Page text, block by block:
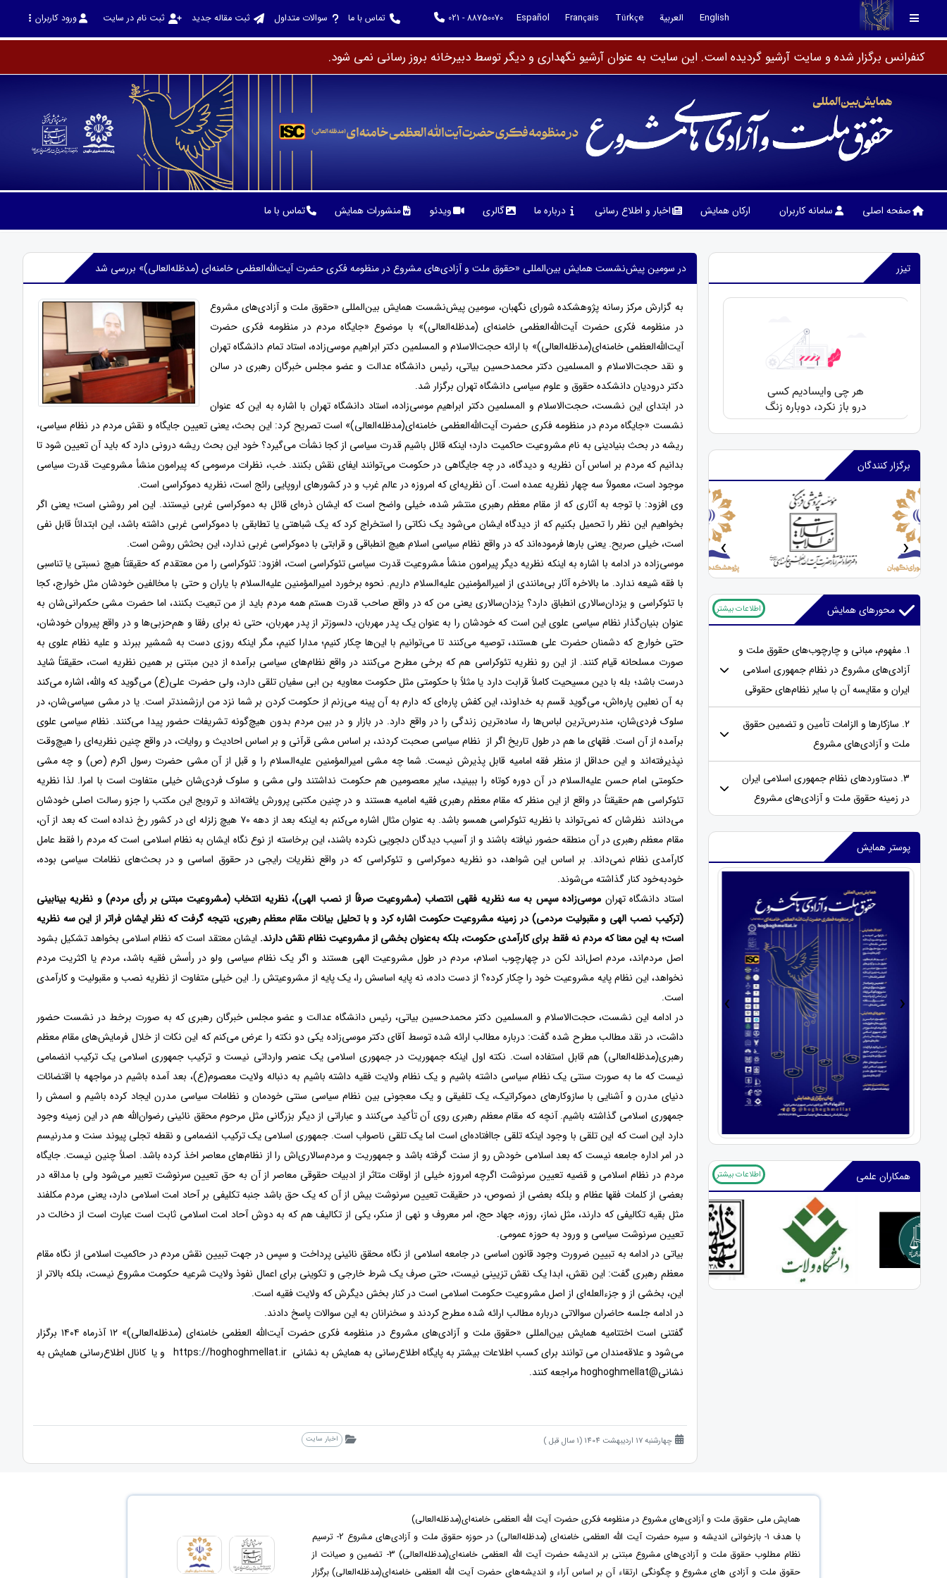
English العربية Türkçe
Français
Español
021 - 88750070 تماس با ما سوالات متداول ثبت مقاله جدید ثبت نام در سایت ورود کاربران
کنفرانس برگزار شده و سایت آرشیو گردیده است. این سایت به عنوان آرشیو نگهداری و دیگر توسط دبیرخانه بروز رسانی نمی شود.
صفحه اصلی سامانه کاربران ارکان همایش اخبار و اطلاع رسانی درباره ما گالری ویدئو منشورات همایش تماس با ما
تیزر
برگزار کنندگان
‹ ›
محورهای همایش اطلاعات بیشتر
1. مفهوم، مبانی و چارچوب‌های حقوق ملت و
آزادی‌های مشروع در نظام جمهوری اسلامی
ایران و مقایسه‌ آن با سایر نظام‌های حقوقی
2. سازکارها و الزامات تأمین و تضمین حقوق
ملت و آزادی‌های مشروع
3. دستاوردهای نظام جمهوری اسلامی ایران
در زمینه حقوق ملت و آزادی‌های مشروع
پوستر همایش
› ‹
همکاران علمی اطلاعات بیشتر
‹ ›
در سومین پیش‌نشست همایش بین‌المللی «حقوق ملت و آزادی‌های مشروع در منظومه فکری حضرت آیت‌الله‌العظمی خامنه‌ای (مدظله‌العالی)» بررسی شد
به گزارش مرکز رسانه پژوهشکده شورای نگهبان، سومین پیش‌نشست همایش بین‌المللی «حقوق ملت و آزادی‌های مشروع
در منظومه فکری حضرت آیت‌الله‌العظمی خامنه‌ای (مدظله‌العالی)» با موضوع «جایگاه مردم در منظومه فکری حضرت
آیت‌الله‌العظمی خامنه‌ای(مدظله‌العالی)» با ارائه حجت‌الاسلام و المسلمین دکتر ابراهیم موسی‌زاده، استاد تمام دانشگاه تهران
و نقد حجت‌الاسلام و المسلمین دکتر محمدحسین بیاتی، رئیس دانشگاه عدالت و عضو مجلس خبرگان رهبری در سالن
دکتر درودیان دانشکده حقوق و علوم سیاسی دانشگاه تهران برگزار شد.
در ابتدای این نشست، حجت‌الاسلام و المسلمین دکتر ابراهیم موسی‌زاده، استاد دانشگاه تهران با اشاره به این که عنوان
نشست «جایگاه مردم در منظومه فکری حضرت آیت‌الله‌العظمی خامنه‌ای(مدظله‌العالی)» است تصریح کرد: این بحث، یعنی تعیین جایگاه و نقش مردم در نظام سیاسی،
ریشه در بحث بنیادینی به نام مشروعیت حاکمیت دارد؛ اینکه قائل باشیم قدرت سیاسی از کجا نشأت می‌گیرد؟ خود این بحث ریشه درونی دارد که باید آن تعیین شود تا
بدانیم که مردم بر اساس آن نظریه و دیدگاه، در چه جایگاهی در حکومت می‌توانند ایفای نقش بکنند. خب، نظرات مرسومی که پیرامون منشأ مشروعیت قدرت سیاسی
موجود است، معمولاً سه چهار نظریه عمده است. آن نظریه‌ای که امروزه در عالم غرب و در کشورهای اروپایی رائج است، نظریه دموکراسی است.
وی افزود: با توجه به آثاری که از مقام معظم رهبری منتشر شده، خیلی واضح است که ایشان ذره‌ای قائل به دموکراسی غربی نیستند. این امر روشنی است؛ یعنی اگر
بخواهیم این نظر را تحمیل بکنیم که از دیدگاه ایشان می‌شود یک نکاتی را استخراج کرد که یک شباهتی یا تطابقی با دموکراسی غربی داشته باشد، این ابتدائاً قابل نفی
است، خیلی صریح. یعنی بارها فرموده‌اند که در واقع نظام سیاسی اسلام هیچ انطباقی و قرابتی با دموکراسی غربی ندارد، این بحثش روشن است.
موسی‌زاده در ادامه با اشاره به اینکه نظریه دیگر پیرامون منشأ مشروعیت قدرت سیاسی تئوکراسی است، افزود: تئوکراسی را من معتقدم که حقیقتاً هیچ نسبتی یا تناسبی
با فقه شیعه ندارد. ما بالاخره آثار بی‌مانندی از امیرالمؤمنین علیه‌السلام داریم. نحوه برخورد امیرالمؤمنین علیه‌السلام با یاران و حتی با مخالفین خودشان مثل خوارج، کجا
با تئوکراسی و یزدان‌سالاری انطباق دارد؟ یزدان‌سالاری یعنی من که در واقع صاحب قدرت هستم همه مردم باید از من تبعیت بکنند، اما حضرت مشی حکمرانی‌شان به
عنوان بنیان‌گذار نظام سیاسی علوی این است که خودشان را به عنوان یک پدر مهربان، دلسوزتر از پدر مهربان، حتی نه برای رفقا و هم‌حزبی‌ها و در واقع پیروان خودشان،
حتی خوارج که دشمنان حضرت علی هستند، توصیه می‌کنند تا می‌توانیم با این‌ها چکار کنیم؛ مدارا کنیم، مگر اینکه روزی دست به شمشیر ببرند و علیه نظام علوی به
صورت مسلحانه قیام کنند. از این رو نظریه تئوکراسی هم که برخی مطرح می‌کنند در واقع نظام‌های سیاسی برآمده از دین مبتنی بر همین نظریه است، حقیقتاً شاید
درست باشد؛ بله با دین مسیحیت کاملاً قرابت دارد یا مثلاً با حکومتی مثل حکومت معاویه بن ابی سفیان تلقی دارد، ولی حضرت علی(ع) می‌گوید که والله، اشاره می‌کند
به آن نعلین پاره‌اش، می‌گوید قسم به خداوند، این کفش پاره‌ای که دارم به آن پینه می‌زنم از حکومت کردن بر شما نزد من ارزشمندتر است. یا در مشی سیاسی‌شان، در
سلوک فردی‌شان، مندرس‌ترین لباس‌ها را، ساده‌ترین زندگی را در واقع دارد. در بازار و در بین مردم بدون هیچ‌گونه تشریفات حضور پیدا می‌کنند. نظام سیاسی علوی
برآمده از آن است. فقهای ما هم در طول تاریخ اگر از نظام سیاسی صحبت کردند، بر اساس مشی قرآنی و بر اساس احادیث و روایات، در واقع چنین نظریه‌ای را هیچ‌وقت
نپذیرفته‌اند و این حداقل از منظر فقه امامیه قابل پذیرش نیست. شما چه مشی امیرالمؤمنین علیه‌السلام را و قبل از آن مشی حضرت رسول اکرم (ص) و چه مشی
حکومتی امام حسن علیه‌السلام در آن دوره کوتاه را ببینید، سایر معصومین هم حکومت نداشتند ولی مشی و سلوک فردی‌شان خیلی متفاوت است با امرا. لذا نظریه
تئوکراسی هم حقیقتاً در واقع از این منظر که مقام معظم رهبری فقیه امامیه هستند و در چنین مکتبی پرورش یافته‌اند و ترویج این مکتب را جزو رسالت اصلی خودشان
می‌دانند نظرشان که نمی‌تواند با نظریه تئوکراسی همسو باشد. به عنوان مثال اشاره می‌کنم به اینکه بعد از دهه ۷۰ هیچ زلزله ای در کشور رخ نداده است که بعد از آن،
مقام معظم رهبری در آن منطقه حضور نیافته باشند و از آسیب دیدگان دلجویی نکرده باشند، این برخاسته از نوع نگاه ایشان به نظام اسلامی است که مردم را فقط عامل
کارآمدی نظام نمی‌داند. بر اساس این شواهد، دو نظریه دموکراسی و تئوکراسی که در واقع نظریات رایجی در حقوق اساسی و در بحث‌های نظامات سیاسی بوده،
خودبه‌خود کنار گذاشته می‌شوند.
استاد دانشگاه تهران موسی‌زاده سپس به سه نظریه فقهی انتصاب (مشروعیت صرفاً از نصب الهی)، نظریه انتخاب (مشروعیت مبتنی بر رأی مردم) و نظریه بینابینی
(ترکیب نصب الهی و مقبولیت مردمی) در زمینه مشروعیت حکومت اشاره کرد و با تحلیل بیانات مقام معظم رهبری، نتیجه گرفت که نظر ایشان فراتر از این سه نظریه
است؛ به این معنا که مردم نه فقط برای کارآمدی حکومت، بلکه به‌عنوان بخشی از مشروعیت نظام نقش دارند. ایشان معتقد است که نظام اسلامی بخواهد تشکیل بشود
اصل مردم‌اند، مردم اصل‌اند لکن در چهارچوب اسلام، مردم در طول مشروعیت الهی هستند و اگر یک نظام سیاسی ولو در رأسش فقیه باشد، مردم یا اکثریت مردم
نخواهد، این نظام پایه مشروعیت خود را چکار کرده؟ از دست داده، نه پایه اساسش را، یک پایه از مشروعیتش را. این خیلی متفاوت از نظریه نصب و مقبولیت و کارآمدی
است.
در ادامه این نشست، حجت‌الاسلام و المسلمین دکتر محمدحسین بیاتی، رئیس دانشگاه عدالت و عضو مجلس خبرگان رهبری که به صورت برخط در نشست حضور
داشت، در نقد مطالب مطرح شده گفت: درباره مطالب ارائه شده توسط آقای دکتر موسی‌زاده یکی دو نکته را عرض می‌کنم که این نکات از خلال فرمایش‌های مقام معظم
رهبری(مدظله‌العالی) هم قابل استفاده است. نکته اول اینکه جمهوریت در جمهوری اسلامی یک عنصر وارداتی نیست و ترکیب جمهوری اسلامی یک ترکیب انضمامی
نیست که ما به صورت سنتی یک نظام سیاسی داشته باشیم و یک نظام ولایت فقیه داشته باشیم به دنباله ولایت معصوم(ع)، بعد آمده باشیم در مواجهه با اقتضائات
دنیای مدرن و آشنایی با سازوکارهای دموکراتیک، یک تلفیقی و یک معجونی بین نظام سیاسی سنتی خودمان و نظامات سیاسی مدرن ایجاد کرده باشیم و اسمش را
جمهوری اسلامی گذاشته باشیم. آنچه که مقام معظم رهبری روی آن تأکید می‌کنند و عباراتی از دیگر بزرگانی مثل مرحوم محقق نائینی رضوان‌الله هم در این زمینه وجود
دارد این است که این تلقی با وجود اینکه تلقی جاافتاده‌ای‌ است اما یک تلقی ناصواب است. جمهوری اسلامی یک ترکیب انضمامی و نقطه تجلی پیوند سنت و مدرنیسم
در امر اداره جامعه نیست که بعد اسلامی خودش رو از سنت گرفته باشد و جمهوریت و مردم‌سالاری‌اش را از نظام‌های معاصر اخذ کرده باشد. اصلاً چنین نیست. جایگاه
مردم در نظام اسلامی و قضیه تعیین سرنوشت اگرچه امروزه خیلی از اوقات متاثر از ادبیات حقوقی معاصر از آن به حق تعیین سرنوشت تعبیر می‌شود ولی با مداقه در
بعضی از کلمات فقها عظام و بلکه بعضی از نصوص، در حقیقت تعیین سرنوشت بیش از آن که یک حق باشد جنبه تکلیفی بر آحاد امت اسلامی دارد، یعنی مردم مکلفند
مثل بقیه تکالیفی که دارند، مثل نماز، روزه، جهاد حج، امر معروف و نهی از منکر، یکی از تکالیف هم که به دوش آحاد امت اسلامی ثابت است عبارت است از دخالت در
تعیین سرنوشت سیاسی و ورود به حوزه عمومی.
بیاتی در ادامه به تبیین ضرورت وجود قانون اساسی در جامعه اسلامی از نگاه محقق نائینی پرداخت و سپس در جهت تبیین نقش مردم در حاکمیت اسلامی از نگاه مقام
معظم رهبری گفت: این نقش، ابدا یک نقش تزیینی نیست، حتی صرف یک شرط خارجی و تکوینی برای اعمال نفوذ ولایت شرعیه حکومت مشروع نیست، بلکه بالاتر از
این، بخشی از و جزء‌العله‌ای از اصل مشروعیت حکومت اسلامی است در کنار بخش دیگرش که ولایت فقیه است.
در ادامه جلسه حاضران سوالاتی درباره مطالب ارائه شده مطرح کردند و سخنرانان به این سوالات پاسخ دادند.
گفتنی است اختتامیه همایش بین‌المللی «حقوق ملت و آزادی‌های مشروع در منظومه فکری حضرت آیت‌الله العظمی خامنه‌ای (مدظله‌العالی)» ۱۲ آذرماه ۱۴۰۴ برگزار
می‌شود و علاقه‌مندان می توانند برای کسب اطلاعات بیشتر به پایگاه اطلاع‌رسانی به همایش به نشانی https://hoghoghmellat.ir و یا کانال اطلاع‌رسانی همایش به
نشانی@hoghoghmellat مراجعه کنند.
چهارشنبه 17 اردیبهشت 1404 (1 سال قبل ) اخبار سایت
همایش ملی حقوق ملت و آزادی‌های مشروع در منظومه فکری حضرت آیت الله العظمی خامنه‌ای(مدظله‌العالی)
با هدف 1- بازخوانی اندیشه‌ و سیره‌ حضرت آیت الله العظمی خامنه‌ای (مدظله‌العالی) در حوزه‌ حقوق ملت و آزادی‌های مشروع 2- ترسیم
نظام مطلوب حقوق ملت و آزادی‌های مشروع مبتنی بر اندیشه حضرت آیت الله العظمی خامنه‌ای(مدظله‌العالی) 3- تضمین و صیانت از
حقوق ملت و آزادی های مشروع و چگونگی ارتقاء آن بر اساس آراء و اندیشه‌های حضرت آیت الله العظمی خامنه‌ای(مدظله‌العالی) برگزار